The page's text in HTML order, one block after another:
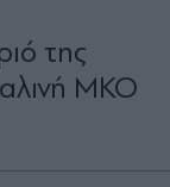
της
ΜΚΟ